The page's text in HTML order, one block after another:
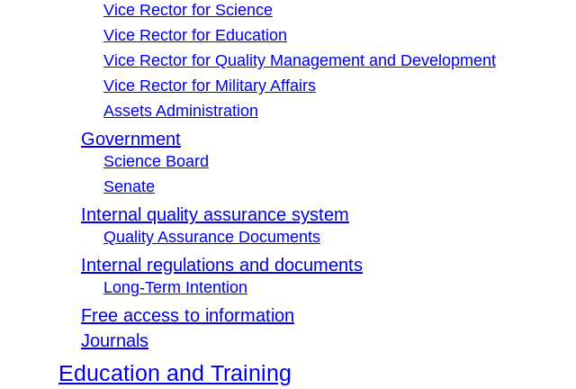
Vice Rector for Science
Vice Rector for Education
Vice Rector for Quality Management and Development
Vice Rector for Military Affairs
Assets Administration
Government
Science Board
Senate
Internal quality assurance system
Quality Assurance Documents
Internal regulations and documents
Long-Term Intention
Free access to information
Journals
Education and Training